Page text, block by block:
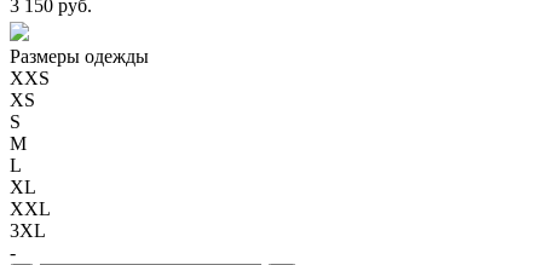
3 150 руб.
Размеры одежды
XXS
XS
S
M
L
XL
XXL
3XL
-